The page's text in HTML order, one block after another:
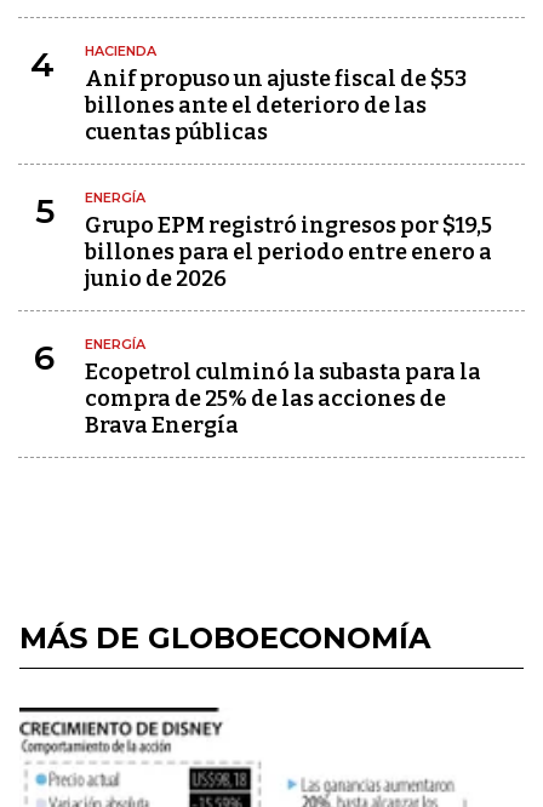
4 HACIENDA
Anif propuso un ajuste fiscal de $53
billones ante el deterioro de las
cuentas públicas
5 ENERGÍA
Grupo EPM registró ingresos por $19,5
billones para el periodo entre enero a
junio de 2026
6 ENERGÍA
Ecopetrol culminó la subasta para la
compra de 25% de las acciones de
Brava Energía
MÁS DE GLOBOECONOMÍA